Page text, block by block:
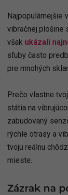
Najpopulárnejšie
vibračnej plošine
však ukázali
sľuby často
pre mnohých
Prečo vlastne
státia na
zabudovaný
rýchle otrasy a
tvoju reálnu
mieste.
Zázrak na